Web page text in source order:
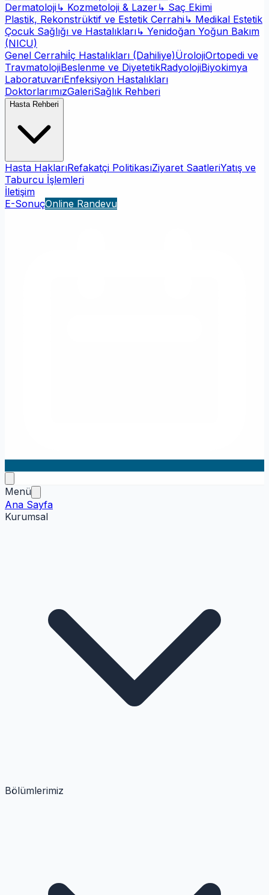
Dermatoloji↳ Kozmetoloji & Lazer↳ Saç Ekimi
Plastik, Rekonstrüktif ve Estetik Cerrahi↳ Medikal Estetik
Çocuk Sağlığı ve Hastalıkları↳ Yenidoğan Yoğun Bakım
(NICU)
Genel Cerrahiİç Hastalıkları (Dahiliye)ÜrolojiOrtopedi ve
TravmatolojiBeslenme ve DiyetetikRadyolojiBiyokimya
LaboratuvarıEnfeksiyon Hastalıkları
DoktorlarımızGaleriSağlık Rehberi
Hasta Rehberi
Hasta HaklarıRefakatçi PolitikasıZiyaret SaatleriYatış ve
Taburcu İşlemleri
İletişim
E-SonuçOnline Randevu
Menü
Ana Sayfa
Kurumsal
Bölümlerimiz